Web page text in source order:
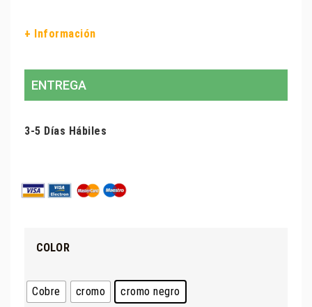
+ Información
ENTREGA
3-5 Días Hábiles
COLOR
Cobre cromo cromo negro